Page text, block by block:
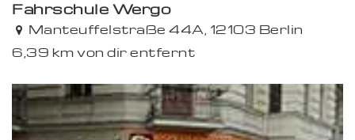
Fahrschule Wergo
Manteuffelstraße 44A, 12103 Berlin
6,39 km von dir entfernt